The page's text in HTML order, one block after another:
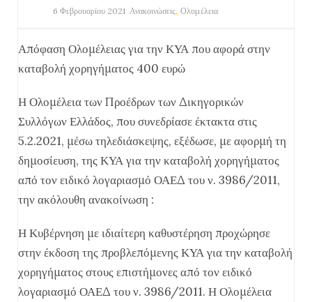
6 Φεβρουαρίου 2021 Ανακοινώσεις, Ολομέλεια
Απόφαση Ολομέλειας για την ΚΥΑ που αφορά στην
καταβολή χορηγήματος 400 ευρώ
Η Ολομέλεια των Προέδρων των Δικηγορικών
Συλλόγων Ελλάδος, που συνεδρίασε έκτακτα στις
5.2.2021, μέσω τηλεδιάσκεψης, εξέδωσε, με αφορμή τη
δημοσίευση, της ΚΥΑ για την καταβολή χορηγήματος
από τον ειδικό λογαριασμό ΟΑΕΔ του ν. 3986/2011,
την ακόλουθη ανακοίνωση :
Η Κυβέρνηση με ιδιαίτερη καθυστέρηση προχώρησε
στην έκδοση της προβλεπόμενης ΚΥΑ για την καταβολή
χορηγήματος στους επιστήμονες από τον ειδικό
λογαριασμό ΟΑΕΔ του ν. 3986/2011. Η Ολομέλεια